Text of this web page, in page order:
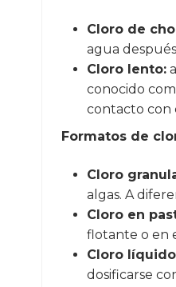
Cloro de
agua
Cloro lento:
conocido
contacto con
Formatos de
Cloro
algas. A
Cloro en
flotante o en
Cloro
dosificarse